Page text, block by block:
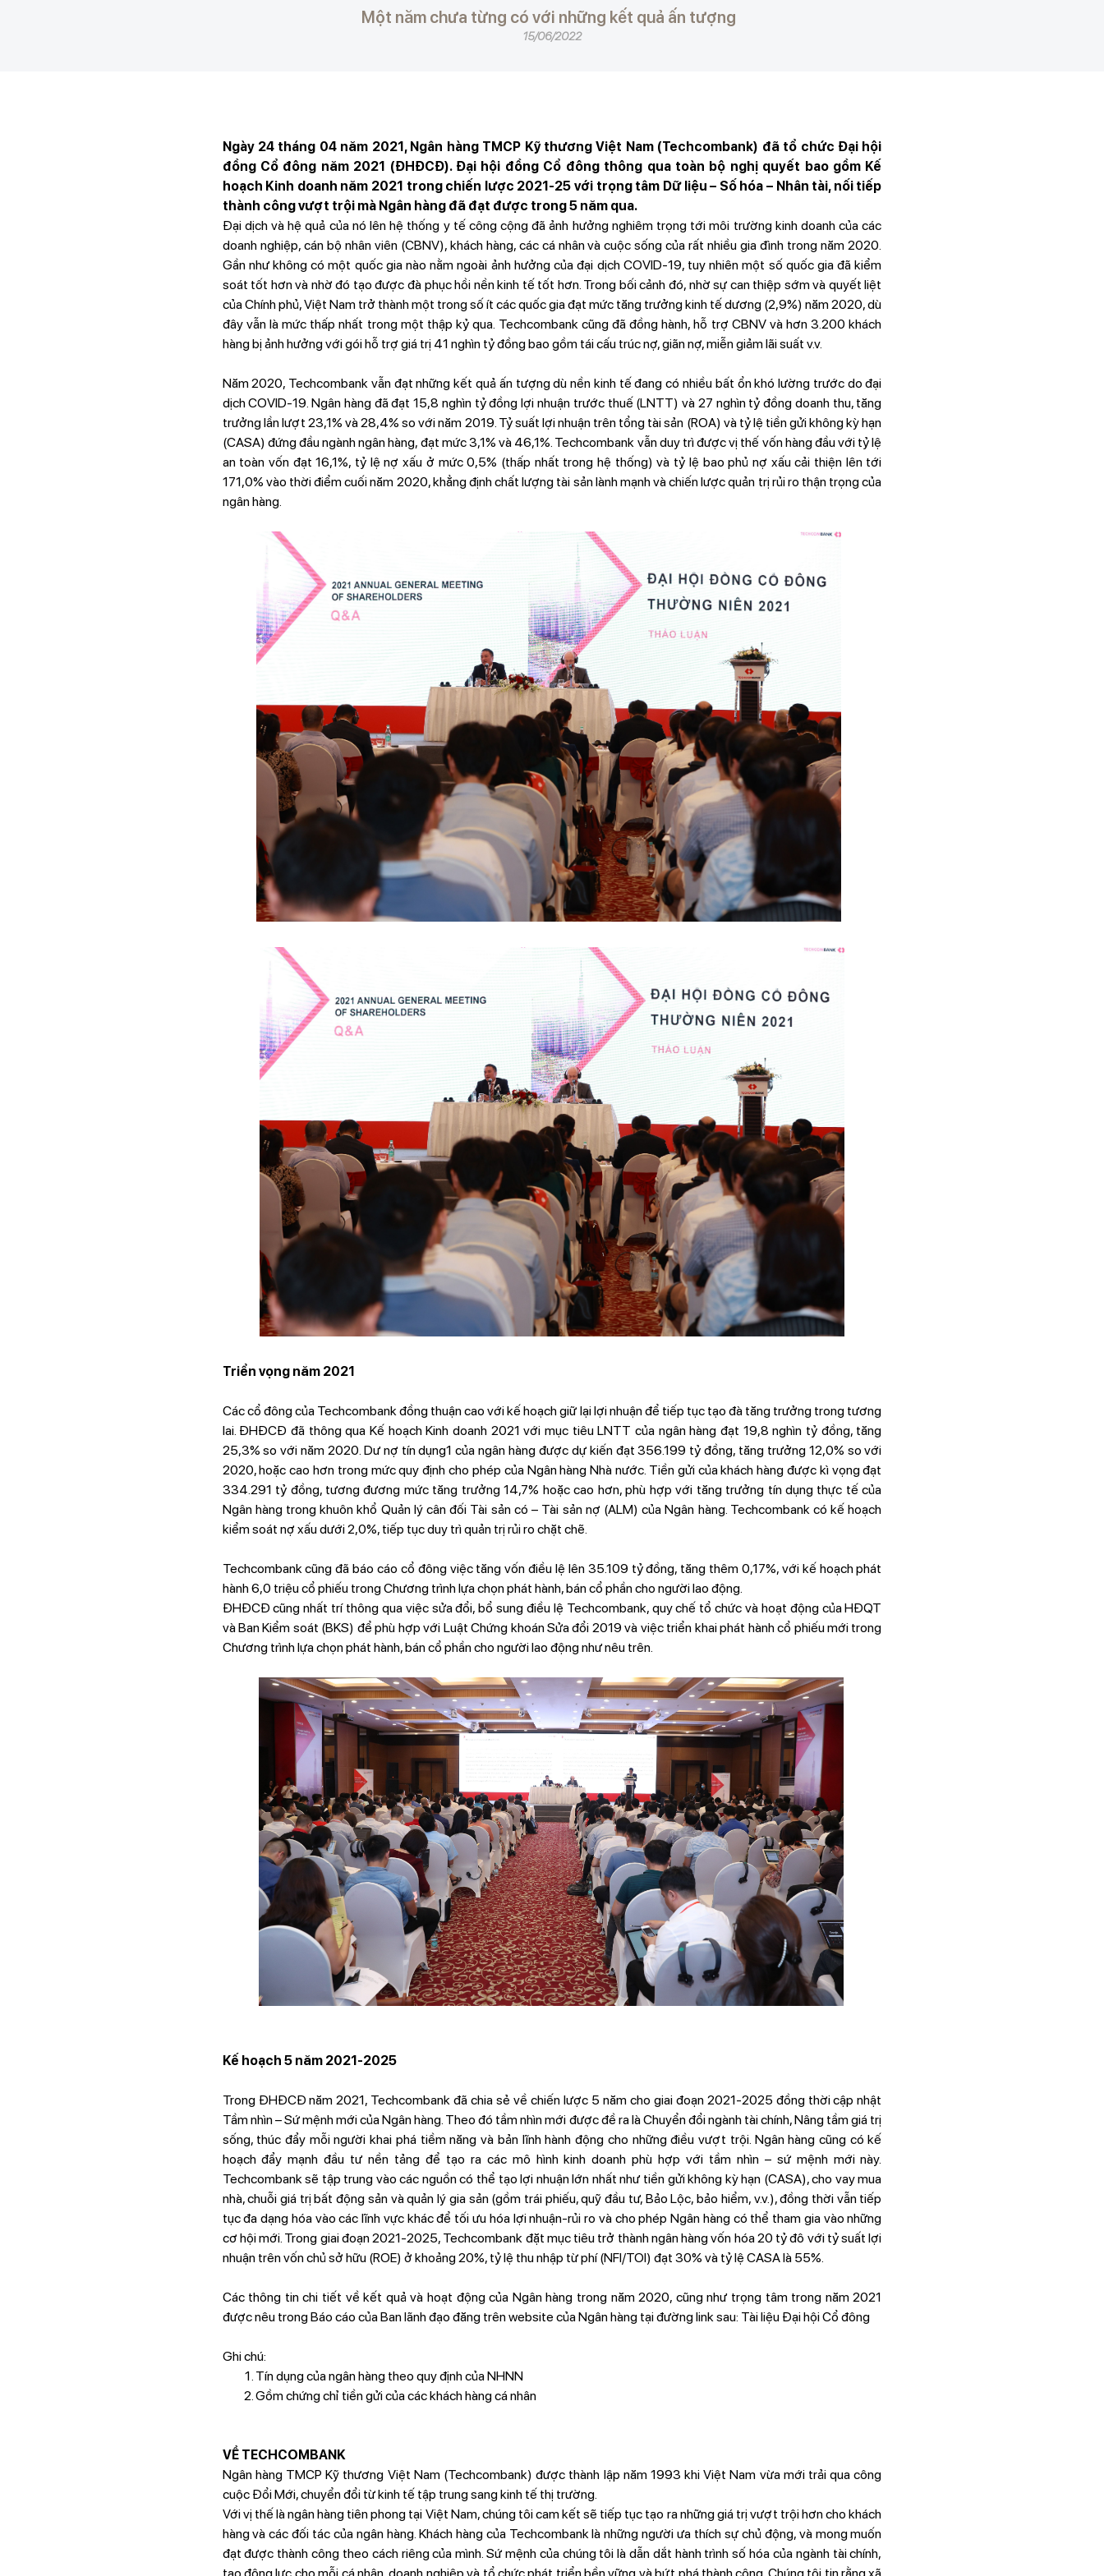
Một năm chưa từng có với những kết quả ấn tượng
15/06/2022
Ngày 24 tháng 04 năm 2021, Ngân hàng TMCP Kỹ thương Việt Nam (Techcombank) đã tổ chức Đại hội
đồng Cổ đông năm 2021 (ĐHĐCĐ). Đại hội đồng Cổ đông thông qua toàn bộ nghị quyết bao gồm Kế
hoạch Kinh doanh năm 2021 trong chiến lược 2021-25 với trọng tâm Dữ liệu – Số hóa – Nhân tài, nối tiếp
thành công vượt trội mà Ngân hàng đã đạt được trong 5 năm qua.
​Đại dịch và hệ quả của nó lên hệ thống y tế công cộng đã ảnh hưởng nghiêm trọng tới môi trường kinh doanh của các
doanh nghiệp, cán bộ nhân viên (CBNV), khách hàng, các cá nhân và cuộc sống của rất nhiều gia đình trong năm 2020.
Gần như không có một quốc gia nào nằm ngoài ảnh hưởng của đại dịch COVID-19, tuy nhiên một số quốc gia đã kiểm
soát tốt hơn và nhờ đó tạo được đà phục hồi nền kinh tế tốt hơn. Trong bối cảnh đó, nhờ sự can thiệp sớm và quyết liệt
của Chính phủ, Việt Nam trở thành một trong số ít các quốc gia đạt mức tăng trưởng kinh tế dương (2,9%) năm 2020, dù
đây vẫn là mức thấp nhất trong một thập kỷ qua. Techcombank cũng đã đồng hành, hỗ trợ CBNV và hơn 3.200 khách
hàng bị ảnh hưởng với gói hỗ trợ giá trị 41 nghìn tỷ đồng bao gồm tái cấu trúc nợ, giãn nợ, miễn giảm lãi suất v.v.
Năm 2020, Techcombank vẫn đạt những kết quả ấn tượng dù nền kinh tế đang có nhiều bất ổn khó lường trước do đại
dịch COVID-19. Ngân hàng đã đạt 15,8 nghìn tỷ đồng lợi nhuận trước thuế (LNTT) và 27 nghìn tỷ đồng doanh thu, tăng
trưởng lần lượt 23,1% và 28,4% so với năm 2019. Tỷ suất lợi nhuận trên tổng tài sản (ROA) và tỷ lệ tiền gửi không kỳ hạn
(CASA) đứng đầu ngành ngân hàng, đạt mức 3,1% và 46,1%. Techcombank vẫn duy trì được vị thế vốn hàng đầu với tỷ lệ
an toàn vốn đạt 16,1%, tỷ lệ nợ xấu ở mức 0,5% (thấp nhất trong hệ thống) và tỷ lệ bao phủ nợ xấu cải thiện lên tới
171,0% vào thời điểm cuối năm 2020, khẳng định chất lượng tài sản lành mạnh và chiến lược quản trị rủi ro thận trọng của
ngân hàng.
Triển vọng năm 2021
Các cổ đông của Techcombank đồng thuận cao với kế hoạch giữ lại lợi nhuận để tiếp tục tạo đà tăng trưởng trong tương
lai. ĐHĐCĐ đã thông qua Kế hoạch Kinh doanh 2021 với mục tiêu LNTT của ngân hàng đạt 19,8 nghìn tỷ đồng, tăng
25,3% so với năm 2020. Dư nợ tín dụng1 của ngân hàng được dự kiến đạt 356.199 tỷ đồng, tăng trưởng 12,0% so với
2020, hoặc cao hơn trong mức quy định cho phép của Ngân hàng Nhà nước. Tiền gửi của khách hàng được kì vọng đạt
334.291 tỷ đồng, tương đương mức tăng trưởng 14,7% hoặc cao hơn, phù hợp với tăng trưởng tín dụng thực tế của
Ngân hàng trong khuôn khổ Quản lý cân đối Tài sản có – Tài sản nợ (ALM) của Ngân hàng. Techcombank có kế hoạch
kiểm soát nợ xấu dưới 2,0%, tiếp tục duy trì quản trị rủi ro chặt chẽ.
Techcombank cũng đã báo cáo cổ đông việc tăng vốn điều lệ lên 35.109 tỷ đồng, tăng thêm 0,17%, với kế hoạch phát
hành 6,0 triệu cổ phiếu trong Chương trình lựa chọn phát hành, bán cổ phần cho người lao động.
ĐHĐCĐ cũng nhất trí thông qua việc sửa đổi, bổ sung điều lệ Techcombank, quy chế tổ chức và hoạt động của HĐQT
và Ban Kiểm soát (BKS) để phù hợp với Luật Chứng khoán Sửa đổi 2019 và việc triển khai phát hành cổ phiếu mới trong
Chương trình lựa chọn phát hành, bán cổ phần cho người lao động như nêu trên.
Kế hoạch 5 năm 2021-2025
Trong ĐHĐCĐ năm 2021, Techcombank đã chia sẻ về chiến lược 5 năm cho giai đoạn 2021-2025 đồng thời cập nhật
Tầm nhìn – Sứ mệnh mới của Ngân hàng. Theo đó tầm nhìn mới được đề ra là Chuyển đổi ngành tài chính, Nâng tầm giá trị
sống, thúc đẩy mỗi người khai phá tiềm năng và bản lĩnh hành động cho những điều vượt trội. Ngân hàng cũng có kế
hoạch đẩy mạnh đầu tư nền tảng để tạo ra các mô hình kinh doanh phù hợp với tầm nhìn – sứ mệnh mới này.
Techcombank sẽ tập trung vào các nguồn có thể tạo lợi nhuận lớn nhất như tiền gửi không kỳ hạn (CASA), cho vay mua
nhà, chuỗi giá trị bất động sản và quản lý gia sản (gồm trái phiếu, quỹ đầu tư, Bảo Lộc, bảo hiểm, v.v.), đồng thời vẫn tiếp
tục đa dạng hóa vào các lĩnh vực khác để tối ưu hóa lợi nhuận-rủi ro và cho phép Ngân hàng có thể tham gia vào những
cơ hội mới. Trong giai đoạn 2021-2025, Techcombank đặt mục tiêu trở thành ngân hàng vốn hóa 20 tỷ đô với tỷ suất lợi
nhuận trên vốn chủ sở hữu (ROE) ở khoảng 20%, tỷ lệ thu nhập từ phí (NFI/TOI) đạt 30% và tỷ lệ CASA là 55%.
Các thông tin chi tiết về kết quả và hoạt động của Ngân hàng trong năm 2020, cũng như trọng tâm trong năm 2021
được nêu trong Báo cáo của Ban lãnh đạo đăng trên website của Ngân hàng tại đường link sau: Tài liệu Đại hội Cổ đông
Ghi chú:
Tín dụng của ngân hàng theo quy định của NHNN
Gồm chứng chỉ tiền gửi của các khách hàng cá nhân
VỀ TECHCOMBANK
Ngân hàng TMCP Kỹ thương Việt Nam (Techcombank) được thành lập năm 1993 khi Việt Nam vừa mới trải qua công
cuộc Đổi Mới, chuyển đổi từ kinh tế tập trung sang kinh tế thị trường.
Với vị thế là ngân hàng tiên phong tại Việt Nam, chúng tôi cam kết sẽ tiếp tục tạo ra những giá trị vượt trội hơn cho khách
hàng và các đối tác của ngân hàng. Khách hàng của Techcombank là những người ưa thích sự chủ động, và mong muốn
đạt được thành công theo cách riêng của mình. Sứ mệnh của chúng tôi là dẫn dắt hành trình số hóa của ngành tài chính,